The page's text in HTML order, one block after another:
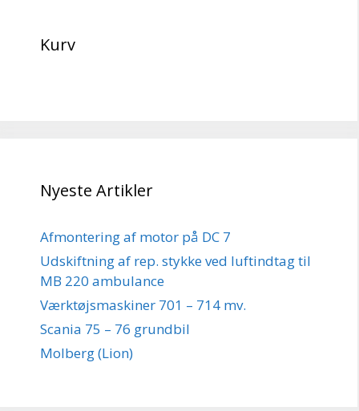
Kurv
Nyeste Artikler
Afmontering af motor på DC 7
Udskiftning af rep. stykke ved luftindtag til
MB 220 ambulance
Værktøjsmaskiner 701 – 714 mv.
Scania 75 – 76 grundbil
Molberg (Lion)